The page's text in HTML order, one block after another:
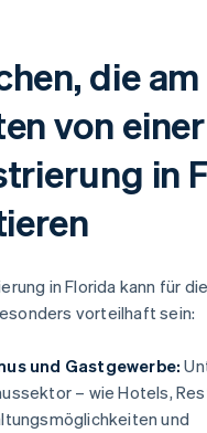
die am
von einer
in
in Florida kann für
vorteilhaft sein:
und Gastgewerbe:
– wie Hotels,
und